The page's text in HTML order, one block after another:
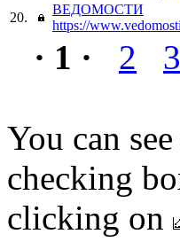
20.
ВЕДОМОСТИ
https://
· 1 · 2 3
You can
checking
clicking on